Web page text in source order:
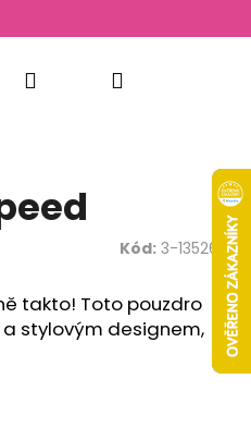
PřihlášeníNákupní
Kód: 3-13526
takto! Toto pouzdro
stylovým designem,